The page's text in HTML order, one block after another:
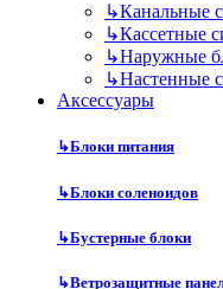
↳Канальные
↳Кассетные
↳Наружные
↳Настенные
Аксесcуары
↳Блоки питания
↳Блоки соленоидов
↳Бустерные блоки
↳Ветрозащитные